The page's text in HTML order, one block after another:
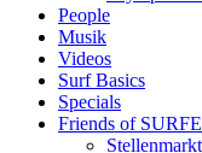
People
Musik
Videos
Surf Basics
Specials
Friends of
Stellenmarkt